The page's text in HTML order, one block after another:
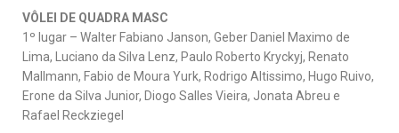
VÔLEI DE QUADRA MASC
1º lugar – Walter Fabiano Janson, Geber Daniel Maximo de
Lima, Luciano da Silva Lenz, Paulo Roberto Kryckyj, Renato
Mallmann, Fabio de Moura Yurk, Rodrigo Altissimo, Hugo Ruivo,
Erone da Silva Junior, Diogo Salles Vieira, Jonata Abreu e
Rafael Reckziegel